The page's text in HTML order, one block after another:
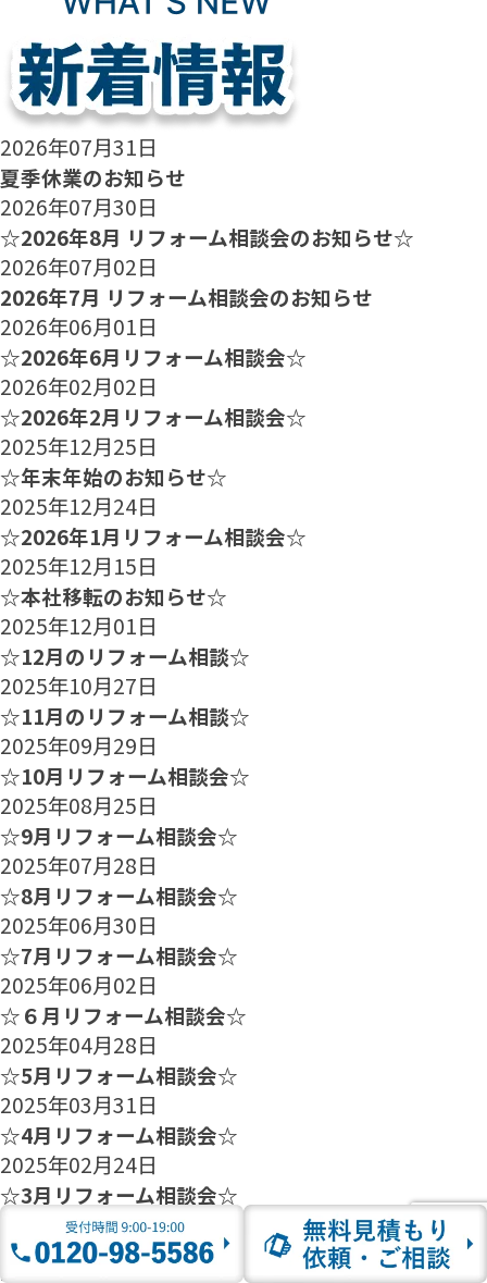
2026年07月31日
夏季休業のお知らせ
2026年07月30日
☆2026年8月 リフォーム相談会のお知らせ☆
2026年07月02日
2026年7月 リフォーム相談会のお知らせ
2026年06月01日
☆2026年6月リフォーム相談会☆
2026年02月02日
☆2026年2月リフォーム相談会☆
2025年12月25日
☆年末年始のお知らせ☆
2025年12月24日
☆2026年1月リフォーム相談会☆
2025年12月15日
☆本社移転のお知らせ☆
2025年12月01日
☆12月のリフォーム相談☆
2025年10月27日
☆11月のリフォーム相談☆
2025年09月29日
☆10月リフォーム相談会☆
2025年08月25日
☆9月リフォーム相談会☆
2025年07月28日
☆8月リフォーム相談会☆
2025年06月30日
☆7月リフォーム相談会☆
2025年06月02日
☆６月リフォーム相談会☆
2025年04月28日
☆5月リフォーム相談会☆
2025年03月31日
☆4月リフォーム相談会☆
2025年02月24日
☆3月リフォーム相談会☆
2025年01月27日
☆2月のリフォーム相談会のご案内☆